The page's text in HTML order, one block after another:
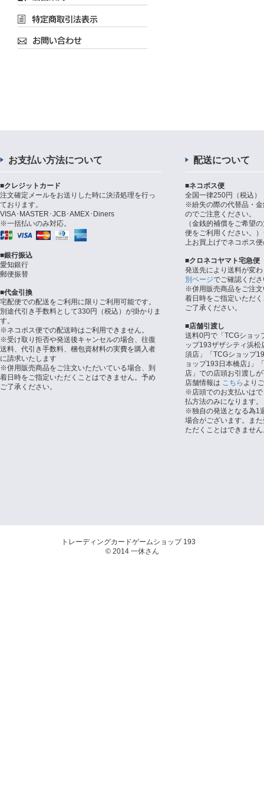
お支払い方法について
■クレジットカード
注文確定メールをお送りした時に決済処理を行っ
ております。
VISA･MASTER･JCB･AMEX･Diners
※一括払いのみ対応。
■銀行振込
愛知銀行
郵便振替
■代金引換
宅配便での配送をご利用に限りご利用可能です。
別途代引き手数料として330円（税込）が掛かりま
す。
※ネコポス便での配送時はご利用できません。
※受け取り拒否や発送後キャンセルの場合、往復
送料、代引き手数料、梱包資材料の実費を購入者
に請求いたします
※併用販売商品をご注文いただいている場合、到
着日時をご指定いただくことはできません。予め
ご了承ください。
配送について
■ネコポス便
全国一律250円（税込）
※紛失の際の代替品・
のでご注意ください。
（金銭的補償をご希望
便をご利用ください。
上お買上げでネコポス
■クロネコヤマト宅急便
発送先により送料が変
別ページでご確認くだ
※併用販売商品をご注
着日時をご指定いただ
ご了承ください。
■店舗引渡し
送料0円で「TCGショッ
ップ193ザザシティ浜
須店」「TCGショップ
ョップ193日本橋店｣」
店」での店頭お引渡し
店舗情報は こちら より
※店頭でのお支払いは
払方法のみになります。
※独自の発送となる為1
場合がございます。ま
ただくことはできませ
トレーディングカードゲームショップ 193
© 2014 一休さん